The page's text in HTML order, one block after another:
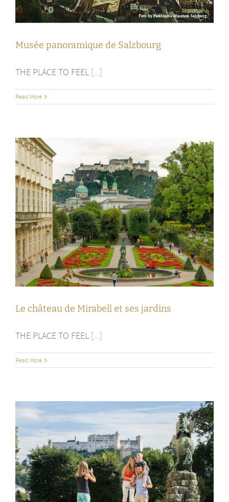
Musée panoramique de Salzbourg
THE PLACE TO FEEL [...]
Read More
Le château de Mirabell et ses jardins
THE PLACE TO FEEL [...]
Read More